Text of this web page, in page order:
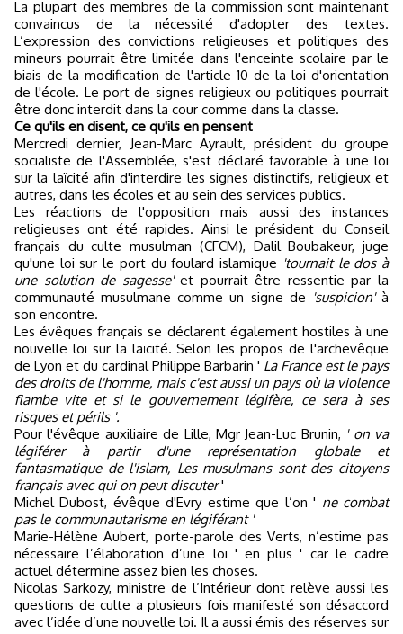
La plupart des membres de la commission sont maintenant
convaincus de la nécessité d'adopter des textes.
L’expression des convictions religieuses et politiques des
mineurs pourrait être limitée dans l'enceinte scolaire par le
biais de la modification de l'article 10 de la loi d'orientation
de l'école. Le port de signes religieux ou politiques pourrait
être donc interdit dans la cour comme dans la classe.
Ce qu'ils en disent, ce qu'ils en pensent
Mercredi dernier, Jean-Marc Ayrault, président du groupe
socialiste de l'Assemblée, s'est déclaré favorable à une loi
sur la laïcité afin d'interdire les signes distinctifs, religieux et
autres, dans les écoles et au sein des services publics.
Les réactions de l'opposition mais aussi des instances
religieuses ont été rapides. Ainsi le président du Conseil
français du culte musulman (CFCM), Dalil Boubakeur, juge
qu'une loi sur le port du foulard islamique 'tournait le dos à
une solution de sagesse'et pourrait être ressentie par la
communauté musulmane comme un signe de 'suspicion'à
son encontre.
Les évêques français se déclarent également hostiles à une
nouvelle loi sur la laïcité. Selon les propos de l'archevêque
de Lyon et du cardinal Philippe Barbarin ' La France est le pays
des droits de l'homme, mais c'est aussi un pays où la violence
flambe vite et si le gouvernement légifère, ce sera à ses
risques et périls '.
Pour l'évêque auxiliaire de Lille, Mgr Jean-Luc Brunin, ' on va
légiférer à partir d'une représentation globale et
fantasmatique de l'islam, Les musulmans sont des citoyens
français avec qui on peut discuter'
Michel Dubost, évêque d'Evry estime que l’on ' ne combat
pas le communautarisme en légiférant '
Marie-Hélène Aubert, porte-parole des Verts, n’estime pas
nécessaire l’élaboration d’une loi ' en plus ' car le cadre
actuel détermine assez bien les choses.
Nicolas Sarkozy, ministre de l’Intérieur dont relève aussi les
questions de culte a plusieurs fois manifesté son désaccord
avec l’idée d’une nouvelle loi. Il a aussi émis des réserves sur